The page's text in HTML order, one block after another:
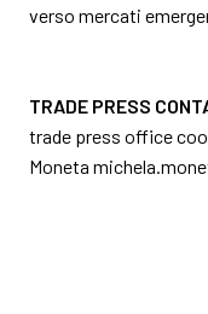
verso mercati
TRADE PRESS
trade press office
Moneta